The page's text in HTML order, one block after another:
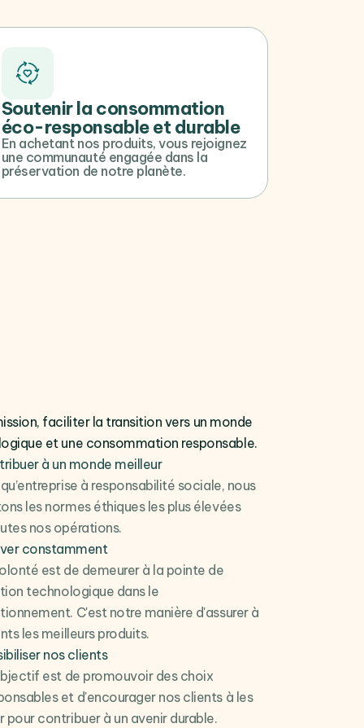
Soutenir la consommation
éco-responsable et durable
En achetant nos produits, vous rejoignez
une communauté engagée dans la
préservation de notre planète.
faciliter la transition vers un monde
et une consommation responsable.
à un monde meilleur
à responsabilité sociale, nous
les normes éthiques les plus élevées
nos opérations.
constamment
est de demeurer à la pointe de
technologique dans le
C'est notre manière d'assurer à
les meilleurs produits.
nos clients
est de promouvoir des choix
et d'encourager nos clients à les
pour contribuer à un avenir durable.